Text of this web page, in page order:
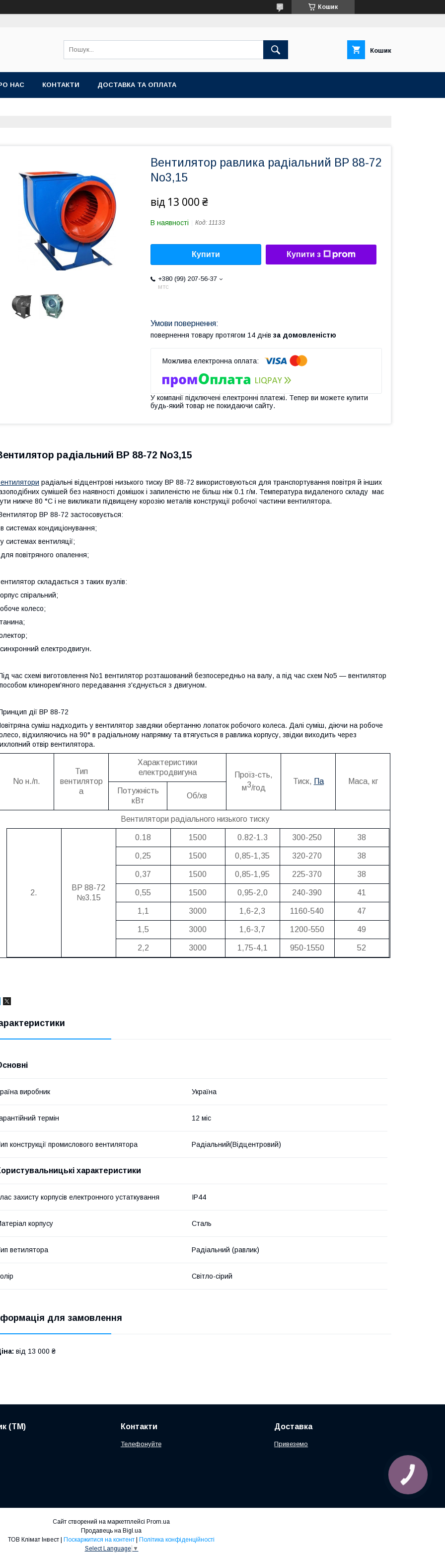
Кошик
Кошик
НАС КОНТАКТИ ДОСТАВКА ТА ОПЛАТА
Вентилятор равлика радіальний ВР 88-72
No3,15
від 13 000 ₴
В наявності Код: 11133
Купити Купити з
+380 (99) 207-56-37
мтс
повернення товару протягом 14 днів за домовленістю
У компанії підключені електронні платежі. Тепер ви можете купити
будь-який товар не покидаючи сайту.
радіальний ВР 88-72 No3,15
радіальні відцентрові низького тиску ВР 88-72 використовуються для транспортування повітря й інших
сумішей без наявності домішок і запиленістю не більш ніж 0.1 г/м. Температура видаленого складу має
нижче 80 °C і не викликати підвищену корозію металів конструкції робочої частини вентилятора.
ВР 88-72 застосовується:
системах кондиціонування;
системах вентиляції;
повітряного опалення;
складається з таких вузлів:
спіральний;
колесо;
електродвигун.
час схемі виготовлення No1 вентилятор розташований безпосередньо на валу, а під час схем No5 — вентилятор
клинорем'яного передавання з'єднується з двигуном.
дії ВР 88-72
суміш надходить у вентилятор завдяки обертанню лопаток робочого колеса. Далі суміш, діючи на робоче
відхиляючись на 90° в радіальному напрямку та втягується в равлика корпусу, звідки виходить через
отвір вентилятора.
No н./п.
Тип
вентилятор
а
Характеристики
електродвигуна
Проїз-сть,
м3/год
Тиск, Па
Маса, кг
Потужність
кВт
Об/хв
Вентилятори радіального низького тиску
2.
ВР 88-72
№3.15
0.18 1500 0.82-1.3 300-250 38
0,25 1500 0,85-1,35 320-270 38
0,37 1500 0,85-1,95 225-370 38
0,55 1500 0,95-2,0 240-390 41
1,1 3000 1,6-2,3 1160-540 47
1,5 3000 1,6-3,7 1200-550 49
2,2 3000 1,75-4,1 950-1550 52
виробник Україна
термін 12 міс
конструкції промислового вентилятора Радіальний(Відцентровий)
характеристики
захисту корпусів електронного устаткування IP44
корпусу Сталь
ветилятора Радіальний (равлик)
Світло-сірий
для замовлення
від 13 000 ₴
(ТМ) Контакти
Телефонуйте
Доставка
Привеземо
Сайт створений на маркетплейсі Prom.ua
Продавець на Bigl.ua
ТОВ Клімат Інвест | Поскаржитися на контент | Політика конфіденційності
Select Language ▼